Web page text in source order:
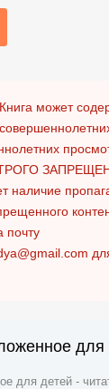
может
наличие
почту
для
для детей -